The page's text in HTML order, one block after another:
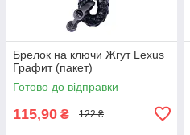
Брелок на ключи Жгут Lexus
Графит (пакет)
Готово до відправки
115,90 ₴ 122 ₴